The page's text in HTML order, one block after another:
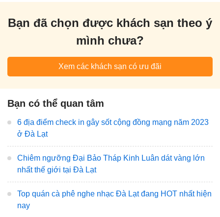
Bạn đã chọn được khách sạn theo ý
mình chưa?
Xem các khách sạn có ưu đãi
Bạn có thể quan tâm
6 địa điểm check in gây sốt cộng đồng mạng năm 2023
ở Đà Lạt
Chiêm ngưỡng Đại Bảo Tháp Kinh Luân dát vàng lớn
nhất thế giới tại Đà Lạt
Top quán cà phê nghe nhạc Đà Lạt đang HOT nhất hiện
nay